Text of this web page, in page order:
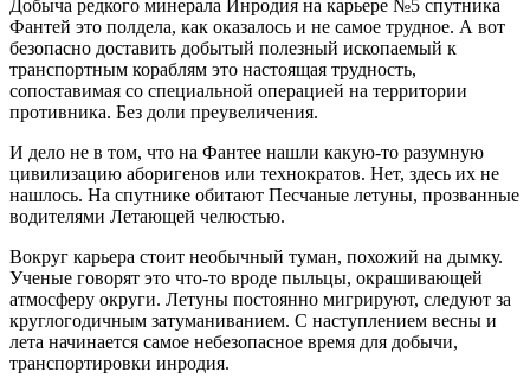
Добыча редкого минерала Инродия на карьере №5 спутника
Фантей это полдела, как оказалось и не самое трудное. А вот
безопасно доставить добытый полезный ископаемый к
транспортным кораблям это настоящая трудность,
сопоставимая со специальной операцией на территории
противника. Без доли преувеличения.
И дело не в том, что на Фантее нашли какую-то разумную
цивилизацию аборигенов или технократов. Нет, здесь их не
нашлось. На спутнике обитают Песчаные летуны, прозванные
водителями Летающей челюстью.
Вокруг карьера стоит необычный туман, похожий на дымку.
Ученые говорят это что-то вроде пыльцы, окрашивающей
атмосферу округи. Летуны постоянно мигрируют, следуют за
круглогодичным затуманиванием. С наступлением весны и
лета начинается самое небезопасное время для добычи,
транспортировки инродия.